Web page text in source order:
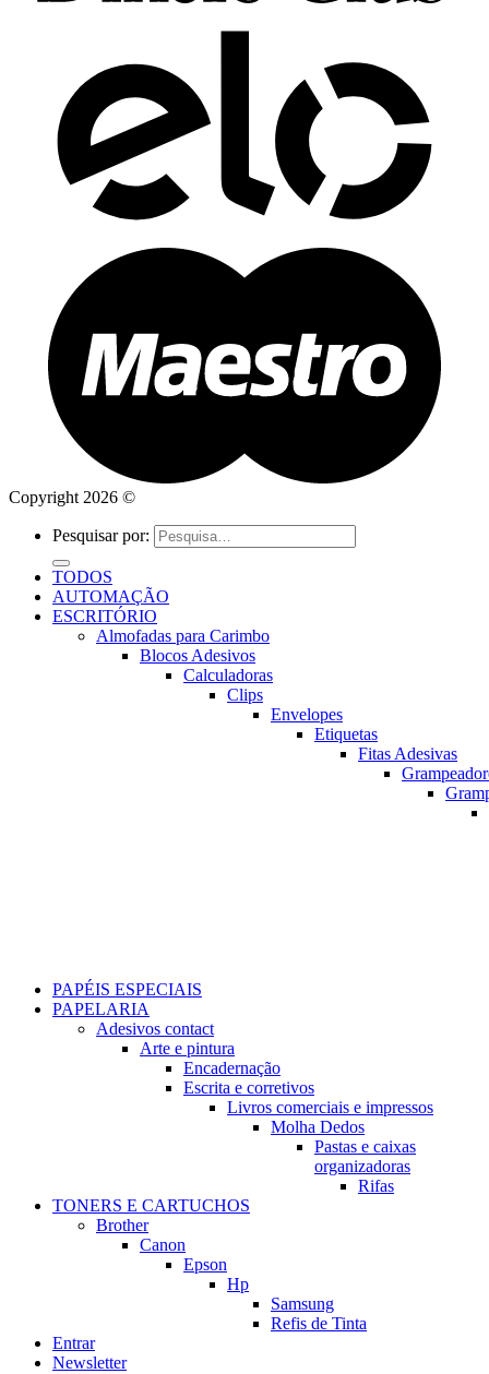
Copyright 2026 ©
Pesquisar por:
TODOS
AUTOMAÇÃO
ESCRITÓRIO
Almofadas para Carimbo
Blocos Adesivos
Calculadoras
Clips
Envelopes
Etiquetas
Fitas Adesivas
PAPÉIS ESPECIAIS
PAPELARIA
Adesivos contact
Arte e pintura
Encadernação
Escrita e corretivos
Livros comerciais e impressos
Molha Dedos
Pastas e caixas
organizadoras
Rifas
TONERS E CARTUCHOS
Brother
Canon
Epson
Hp
Samsung
Refis de Tinta
Entrar
Newsletter